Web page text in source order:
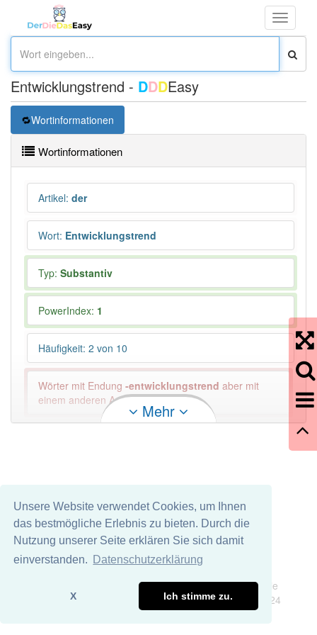
Unsere Website verwendet Cookies, um Ihnen
das bestmögliche Erlebnis zu bieten. Durch die
Nutzung unserer Seite erklären Sie sich damit
einverstanden.
Datenschutzerklärung
X Ich stimme zu.
Toggle
Entwicklungstrend - DDDEasy
Wortinformationen
Wortinformationen
Artikel: der
Wort: Entwicklungstrend
Typ: Substantiv
PowerIndex: 1
Häufigkeit: 2 von 10
Wörter mit Endung -entwicklungstrend aber mit
einem anderen Artikel: -1
Mehr
Wir übernehmen keine Garantie und keine Haftung für die
Richtigkeit und Vollständigkeit dieser Seite. DDDEasy 2024